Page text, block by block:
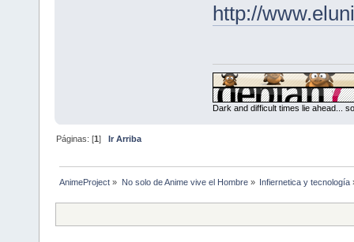
http://
Dark and difficult times lie ahead...
Páginas: [1] Ir Arriba
AnimeProject » No solo de Anime vive el Hombre» Infiernetica y tecnología